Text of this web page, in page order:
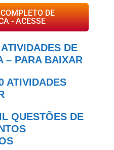
DE
- ACESSE
DE
– PARA BAIXAR
ATIVIDADES
QUESTÕES DE